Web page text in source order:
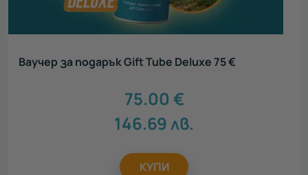
Ваучер за подарък Gift Tube Deluxe 75 €
75.00 €
146.69 лв.
КУПИ